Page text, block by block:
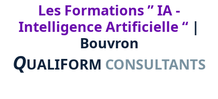
Les Formations ” IA -
Intelligence Artificielle “ |
Bouvron
QUALIFORM CONSULTANTS